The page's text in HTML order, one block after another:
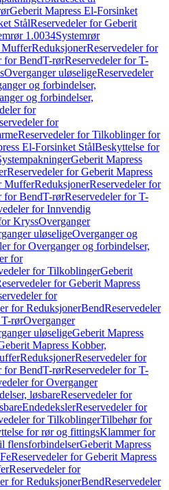
Geberit Mapress El-Forsinket
StålReservedeler for Geberit
1.0034Systemrør
MufferReduksjonerReservedeler for
for BendT-rørReservedeler for T-
Overganger uløseligeReservedeler
og forbindelser,
og forbindelser,
for
for
Reservedeler for Tilkoblinger for
El-Forsinket StålBeskyttelse for
Geberit Mapress
Reservedeler for Geberit Mapress
MufferReduksjonerReservedeler for
for BendT-rørReservedeler for T-
for Innvendig
KryssOverganger
uløseligeOverganger og
for Overganger og forbindelser,
for
for TilkoblingerGeberit
for Geberit Mapress
for
for ReduksjonerBendReservedeler
rørOverganger
uløseligeGeberit Mapress
Mapress Kobber,
ReduksjonerReservedeler for
for BendT-rørReservedeler for T-
for Overganger
løsbareReservedeler for
EndedekslerReservedeler for
for TilkoblingerTilbehør for
for rør og fittingsKlammer for
flensforbindelserGeberit Mapress
Reservedeler for Geberit Mapress
Reservedeler for
for ReduksjonerBendReservedeler